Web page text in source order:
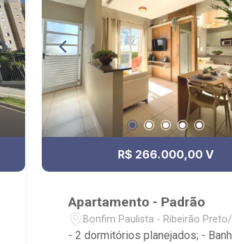
R$ 266.000,00 V
Apartamento - Padrão
Bonfim Paulista - Ribeirão
- 2 dormitórios planejados; -